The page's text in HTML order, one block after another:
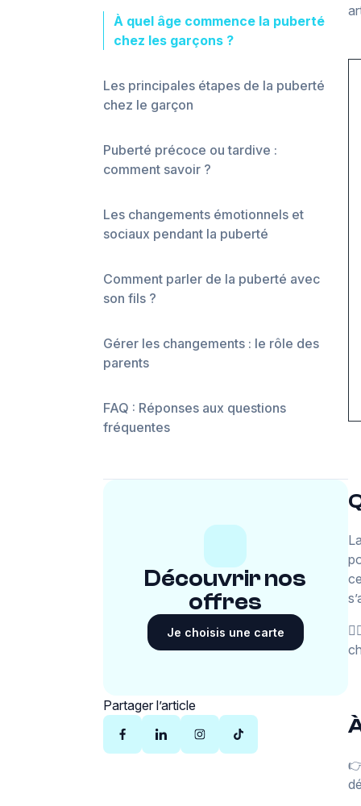
À quel âge commence la puberté
chez les garçons ?
Les principales étapes de la puberté
chez le garçon
Puberté précoce ou tardive :
comment savoir ?
Les changements émotionnels et
sociaux pendant la puberté
Comment parler de la puberté avec
son fils ?
Gérer les changements : le rôle des
parents
FAQ : Réponses aux questions
fréquentes
Découvrir nos
offres
Je choisis une carte
Partager l’article